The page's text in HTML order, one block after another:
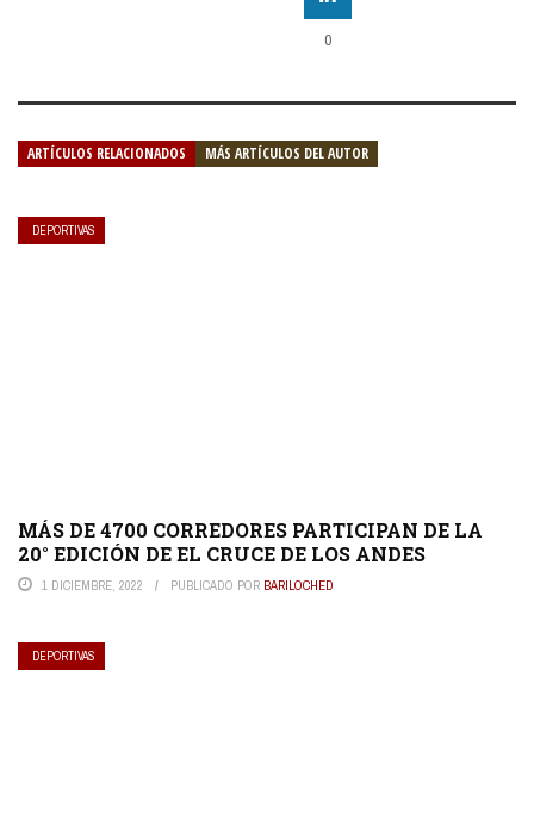
0
ARTÍCULOS RELACIONADOS MÁS ARTÍCULOS DEL AUTOR
DEPORTIVAS
MÁS DE 4700 CORREDORES PARTICIPAN DE LA
20° EDICIÓN DE EL CRUCE DE LOS ANDES
1 DICIEMBRE, 2022 PUBLICADO POR BARILOCHED
DEPORTIVAS